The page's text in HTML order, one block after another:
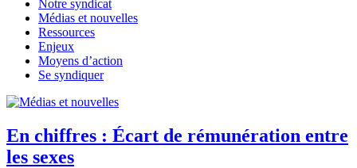
Notre syndicat
Médias et nouvelles
Ressources
Enjeux
Moyens d’action
Se syndiquer
En chiffres : Écart de rémunération entre
les sexes